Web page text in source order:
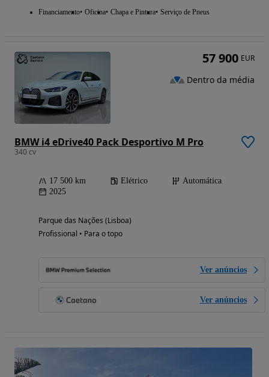
Financiamento Oficina Chapa e Pintura Serviço de Pneus
BMW i4 eDrive40 Pack Desportivo M Pro
340 cv
17 500 km Elétrico
Automática
2025
Parque das Nações (Lisboa)
Profissional • Para o topo
Ver anúncios
Ver anúncios
57 900 EUR
Dentro da média